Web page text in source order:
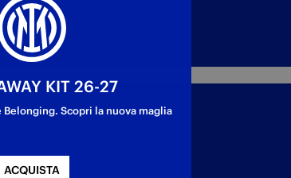
KIT 26-27
Belonging. Scopri la nuova maglia
ACQUISTA